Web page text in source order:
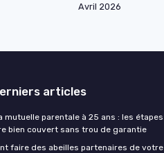
Avril 2026
articles
mutuelle parentale à 25 ans : les étapes
bien couvert sans trou de garantie
faire des abeilles partenaires de votre